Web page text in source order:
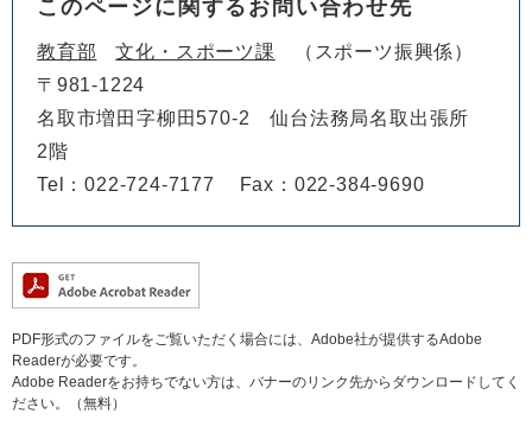
このページに関するお問い合わせ先
教育部 文化・スポーツ課
スポーツ振興係
〒981-1224
名取市増田字柳田570-2 仙台法務局名取出張所
2階
Tel：022-724-7177
Fax：022-384-9690
PDF形式のファイルをご覧いただく場合には、Adobe社が提供するAdobe
Readerが必要です。
Adobe Readerをお持ちでない方は、バナーのリンク先からダウンロードしてく
ださい。（無料）